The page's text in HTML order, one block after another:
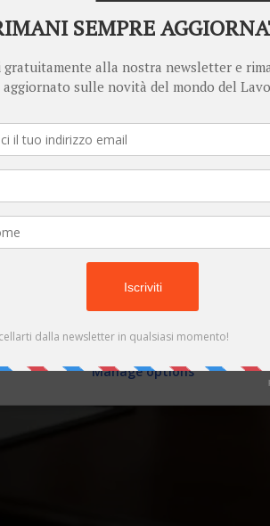
advertising and content, advertising and
and/or access information on a device
more
data will be processed and information from
unique identifiers, and other device data) may be
by and shared with 681 partners, or used
our partners may use precise geolocation data.
may process your personal data on the basis
you can object to by managing your options
at the bottom of this page or in the site menu to
consent in privacy and cookie settings.
Manage options